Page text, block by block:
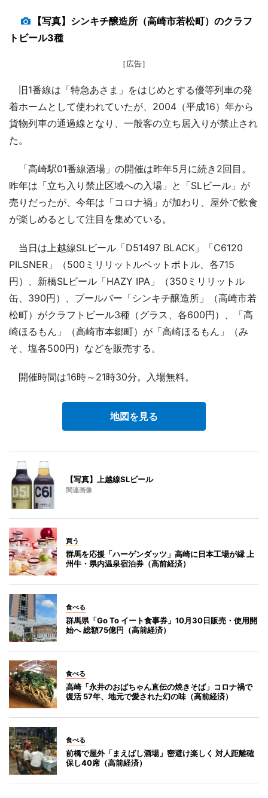
【写真】シンキチ醸造所（高崎市若松町）のクラフ
トビール3種
［広告］
旧1番線は「特急あさま」をはじめとする優等列車の発
着ホームとして使われていたが、2004（平成16）年から
貨物列車の通過線となり、一般客の立ち居入りが禁止され
た。
「高崎駅01番線酒場」の開催は昨年5月に続き2回目。
昨年は「立ち入り禁止区域への入場」と「SLビール」が
売りだったが、今年は「コロナ禍」が加わり、屋外で飲食
が楽しめるとして注目を集めている。
当日は上越線SLビール「D51497 BLACK」「C6120
PILSNER」（500ミリリットルペットボトル、各715
円）、新橋SLビール「HAZY IPA」（350ミリリットル
缶、390円）、プールバー「シンキチ醸造所」（高崎市若
松町）がクラフトビール3種（グラス、各600円）、「高
崎ほるもん」（高崎市本郷町）が「高崎ほるもん」（み
そ、塩各500円）などを販売する。
開催時間は16時～21時30分。入場無料。
地図を見る
【写真】上越線SLビール
関連画像
買う
群馬を応援「ハーゲンダッツ」高崎に日本工場が縁 上
州牛・県内温泉宿泊券（高前経済）
食べる
群馬県「Go To イート食事券」10月30日販売・使用開
始へ 総額75億円（高前経済）
食べる
高崎「永井のおばちゃん直伝の焼きそば」コロナ禍で
復活 57年、地元で愛された幻の味（高前経済）
食べる
前橋で屋外「まえばし酒場」密避け楽しく 対人距離確
保し40席（高前経済）